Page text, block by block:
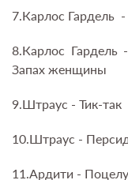
7.Карлос Гардель
8.Карлос Гардель
Запах женщины
9.Штраус - Тик-так
10.Штраус -
11.Aрдити -